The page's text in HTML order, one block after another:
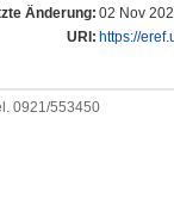
Änderung: 02 Nov
URI: https://
0921/553450